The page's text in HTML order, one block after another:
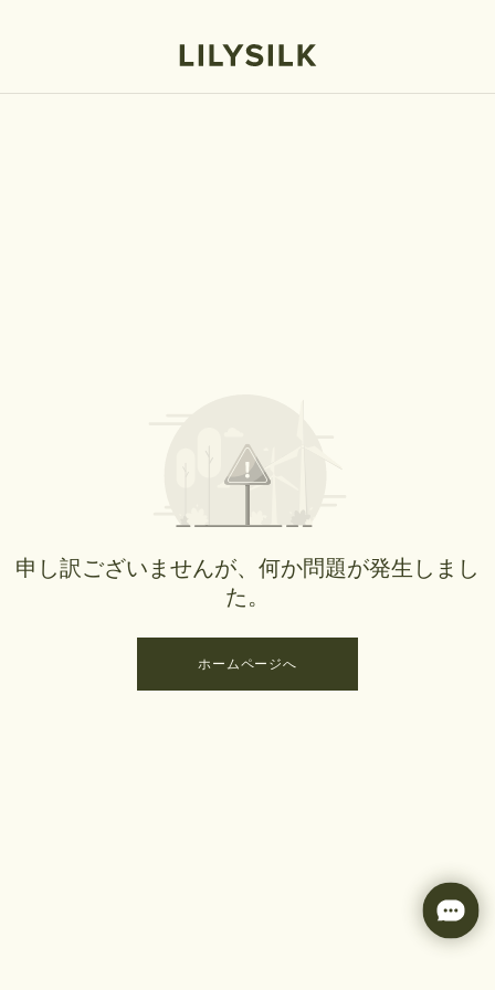
申し訳ございませんが、何か問題が発生しまし
た。
ホームページへ